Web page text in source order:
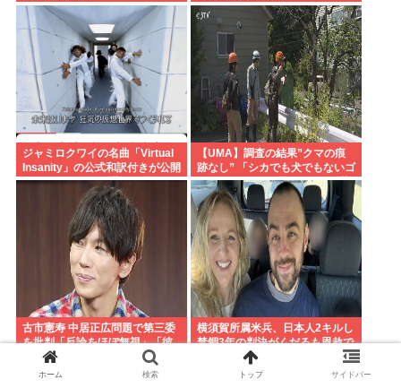
ジャミロクワイの名曲「Virtual
Insanity」の公式和訳付きが公開
される。30年前の曲とは思えな
【UMA】調査の結果”クマの痕
跡なし” 「シカでも犬でもないゴ
ロンとして黒い動物を見た」 札
幌市清田区
古市憲寿 中居正広問題で第三委
を批判「反論をほぼ無視」「彼
らが一方的に言ったことが世の
中に定着してしまう」橋下徹も
横須賀所属米兵、日本人2キルし
禁錮3年の判決がくだるも恩赦で
釈放！ニュー速愛国者「辺野
ホーム 検索 トップ サイドバー